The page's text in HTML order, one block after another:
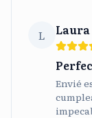
L Laura
Envié